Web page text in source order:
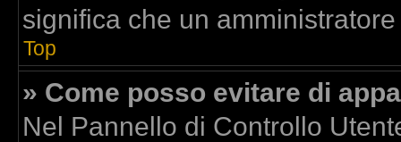
significa che un
Top
» Come posso evitare di
Nel Pannello di Controllo